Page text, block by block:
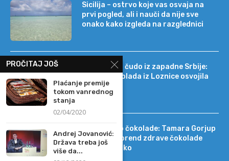
Sicilija – ostrvo koje vas osvaja na
prvi pogled, ali i nauči da nije sve
onako kako izgleda na razglednici
Tehnološko čudo iz zapadne Srbije:
kako je čokolada iz Loznice osvojila
22 tržišta
Od DIF-a do čokolade: Tamara Gorjup
pokrenula brend zdrave čokolade
Kapetan Koko
PROČITAJ JOŠ
Plaćanje premije
tokom vanrednog
stanja
02/04/2020
Andrej Jovanović:
Država treba još
više da...